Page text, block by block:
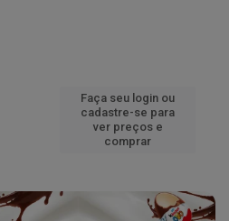
Faça seu login ou
cadastre-se para
ver preços e
comprar